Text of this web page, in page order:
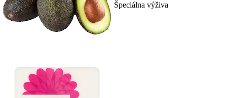
Špeciálna výživa